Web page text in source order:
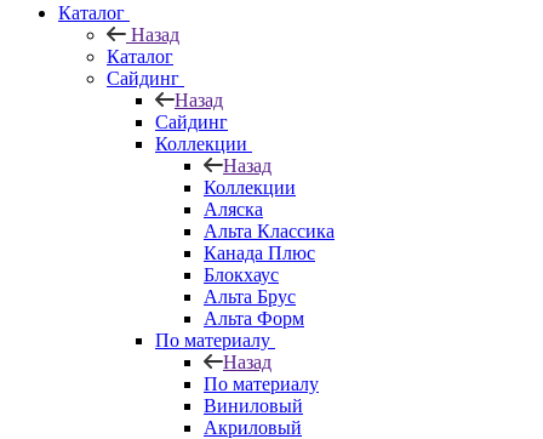
Каталог
Назад
Каталог
Сайдинг
Назад
Сайдинг
Коллекции
Назад
Коллекции
Аляска
Альта Классика
Канада Плюс
Блокхаус
Альта Брус
Альта Форм
По материалу
Назад
По материалу
Виниловый
Акриловый